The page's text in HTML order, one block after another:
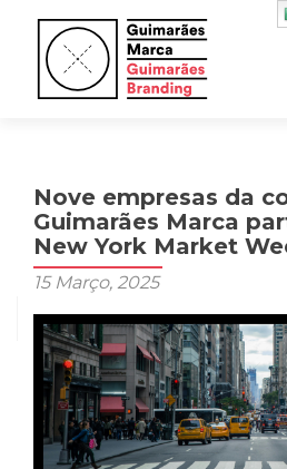
Nove empresas da
Guimarães Marca
New York Market
15 Março, 2025